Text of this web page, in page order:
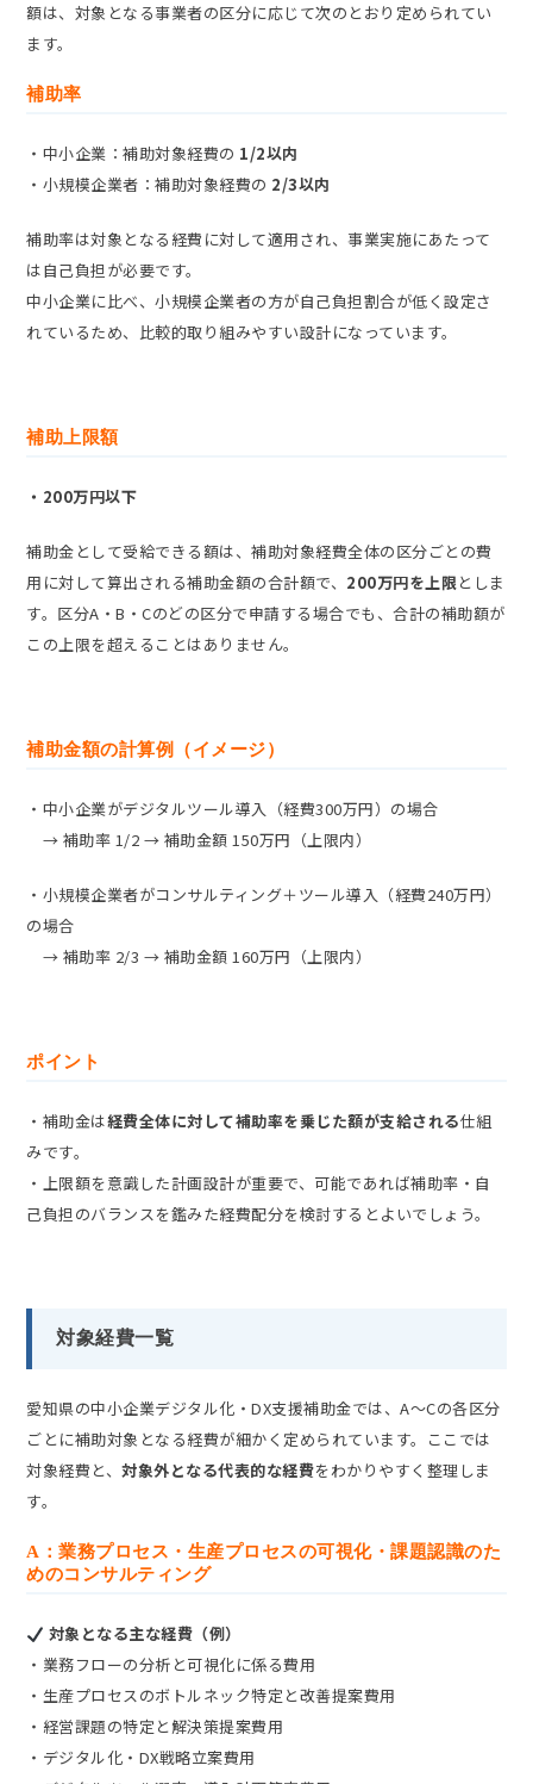
額は、対象となる事業者の区分に応じて次のとおり定められてい
ます。
補助率
・中小企業：補助対象経費の 1/2以内
・小規模企業者：補助対象経費の 2/3以内
補助率は対象となる経費に対して適用され、事業実施にあたって
は自己負担が必要です。
中小企業に比べ、小規模企業者の方が自己負担割合が低く設定さ
れているため、比較的取り組みやすい設計になっています。
補助上限額
・200万円以下
補助金として受給できる額は、補助対象経費全体の区分ごとの費
用に対して算出される補助金額の合計額で、 200万円を上限としま
す。区分A・B・Cのどの区分で申請する場合でも、合計の補助額が
この上限を超えることはありません。
補助金額の計算例（イメージ）
・中小企業がデジタルツール導入（経費300万円）の場合
→ 補助率 1/2 → 補助金額 150万円（上限内）
・小規模企業者がコンサルティング＋ツール導入（経費240万円）
の場合
→ 補助率 2/3 → 補助金額 160万円（上限内）
ポイント
・補助金は経費全体に対して補助率を乗じた額が支給される仕組
みです。
・上限額を意識した計画設計が重要で、可能であれば補助率・自
己負担のバランスを鑑みた経費配分を検討するとよいでしょう。
対象経費一覧
愛知県の中小企業デジタル化・DX支援補助金では、A～Cの各区分
ごとに補助対象となる経費が細かく定められています。ここでは
対象経費と、対象外となる代表的な経費をわかりやすく整理しま
す。
A：業務プロセス・生産プロセスの可視化・課題認識のた
めのコンサルティング
対象となる主な経費（例）
・業務フローの分析と可視化に係る費用
・生産プロセスのボトルネック特定と改善提案費用
・経営課題の特定と解決策提案費用
・デジタル化・DX戦略立案費用